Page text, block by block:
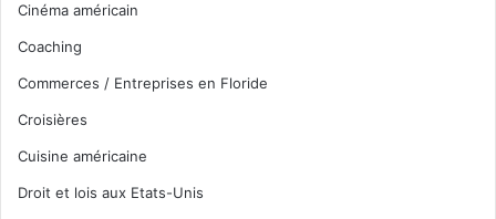
Cinéma américain
Coaching
Commerces / Entreprises en Floride
Croisières
Cuisine américaine
Droit et lois aux Etats-Unis